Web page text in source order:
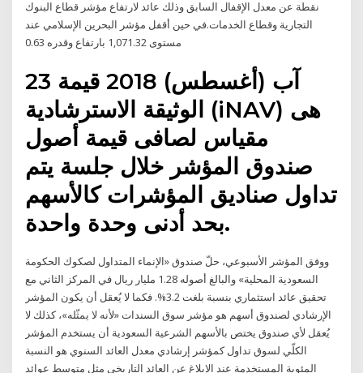
نقطة عن معدل الإقفال السابق وذلك عائد لارتفاع مؤشر قطاع البنوك
التجارية وقطاع الخدمات.في حين أقفل مؤشر البحرين الإسلامي عند
مستوى 1,071.32 بارتفاع وقدره 0.63
23 آب (أغسطس) 2018 قيمة
الوثيقة الاسترشادية (iNAV) هى
مقياس لصافى قيمة أصول
صندوق المؤشر خلال جلسة يتم
تداول صناديق المؤشرات كالأسهم
بحد أدنى وحدة واحدة.
ووفق المؤشر الأسبوعي، حلّ صندوق «الإنماء المتداول لصكوك الحكومة
السعودية المحلية» والبالغ أصوله 1.28 مليار ريال في المركز الثاني مع
تحقيق عائد استثماري بنسبة بلغت 3.2%. فكما لا يُعقل أن يكون المؤشر
الإرشادي لصندوق أسهم هو مؤشر سوق السندات «لأنه لا يمثّله»، كذلك لا
يُعقل لأي صندوق يختص بالأسهم الشرعية السعودية أن يستخدم المؤشر
الكلّي لسوق تداول كمؤشر إرشادي معدل العائد السنوي هو النسبة
المئوية المستخدمة عند الإبلاغ عن العائد التاريخي مثل متوسط عوائد